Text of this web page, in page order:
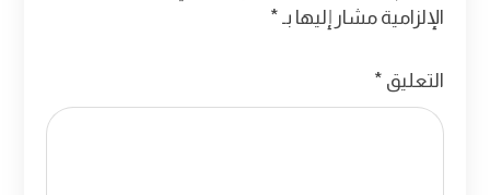
الإلزامية مشار إليها بـ *
التعليق *